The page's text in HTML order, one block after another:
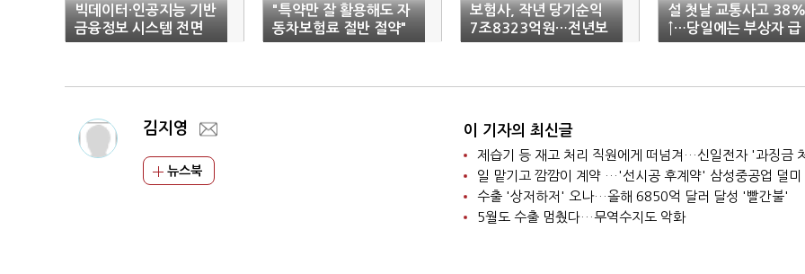
빅데이터·인공지능 기반
금융정보 시스템 전면
개편
"특약만 잘 활용해도 자
동차보험료 절반 절약"
보험사, 작년 당기순익
7조8323억원…전년보
다 33%↑
설 첫날 교통사고
↑…당일에는 부상자 급
증
김지영
뉴스북
이 기자의 최신글
제습기 등 재고 처리 직원에게 떠넘겨…신일전자 '과징금
일 맡기고 깜깜이 계약 …'선시공 후계약' 삼성중공업 덜미
수출 '상저하저' 오나…올해 6850억 달러 달성 '빨간불'
5월도 수출 멈췄다…무역수지도 악화